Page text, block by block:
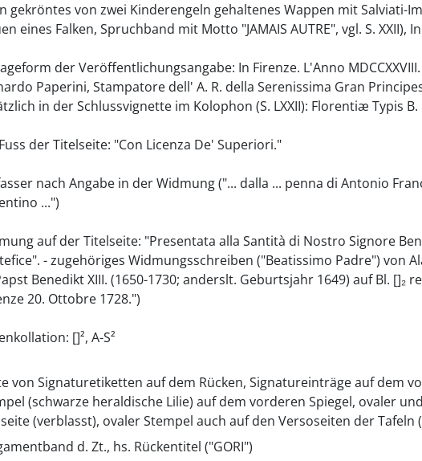
gekröntes von zwei Kinderengeln gehaltenes Wappen mit Salviati-
eines Falken, Spruchband mit Motto "JAMAIS AUTRE", vgl. S. XXII),
der Veröffentlichungsangabe: In Firenze. L'Anno
Paperini, Stampatore dell' A. R. della Serenissima Gran
in der Schlussvignette im Kolophon (S. LXXII): Florentiæ Typis
der Titelseite: "Con Licenza De' Superiori."
nach Angabe in der Widmung ("... dalla ... penna di Antonio
...")
auf der Titelseite: "Presentata alla Santità di Nostro Signore
- zugehöriges Widmungsschreiben ("Beatissimo Padre") von
Benedikt XIII. (1650-1730; anderslt. Geburtsjahr 1649) auf Bl. []₂
20. Ottobre 1728.")
[]², A-S²
von Signaturetiketten auf dem Rücken, Signatureinträge auf dem
(schwarze heraldische Lilie) auf dem vorderen Spiegel, ovaler
(verblasst), ovaler Stempel auch auf den Versoseiten der Tafeln
d. Zt., hs. Rückentitel ("GORI")